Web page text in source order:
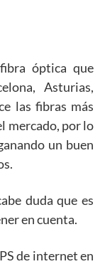
óptica que
Asturias,
las fibras más
mercado, por lo
un buen
duda que es
en cuenta.
de internet en